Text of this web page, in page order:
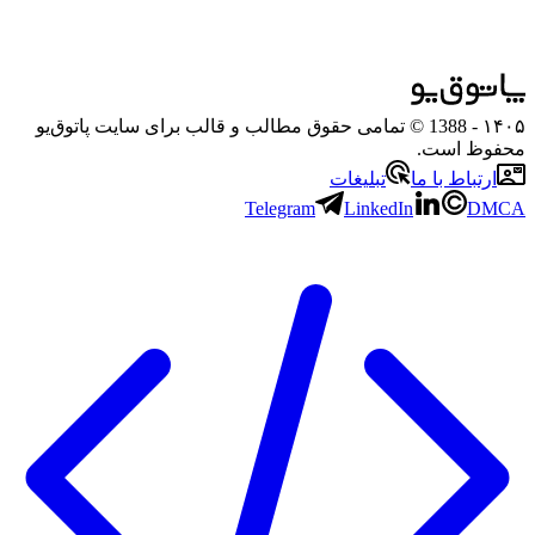
۱۴۰۵
- 1388 © تمامی حقوق مطالب و قالب برای سایت پاتوق‌یو
محفوظ است.
ارتباط با ما
تبلیغات
Telegram
LinkedIn DMCA